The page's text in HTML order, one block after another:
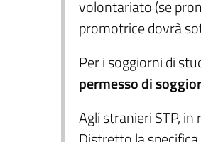
volontariato (se
promotrice dovrà
Per i soggiorni di
permesso di
Agli stranieri STP,